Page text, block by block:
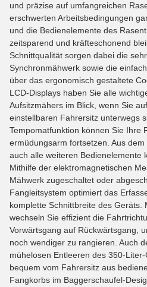
und präzise auf umfangreichen
erschwerten Arbeitsbedingungen
und die Bedienelemente des
zeitsparend und kräfteschonend
Schnittqualität sorgen dabei die
Synchronmähwerk sowie die
über das ergonomisch gestaltete
LCD-Displays haben Sie alle
Aufsitzmähers im Blick, wenn Sie
einstellbaren Fahrersitz unterwegs
Tempomatfunktion können Sie Ihre
ermüdungsarm fortsetzen. Aus
auch alle weiteren Bedienelemente
Mithilfe der elektromagnetischen
Mähwerk zugeschaltet oder
Fangleitsystem optimiert das
komplette Schnittbreite des
wechseln Sie effizient die
Vorwärtsgang auf Rückwärtsgang,
noch wendiger zu rangieren. Auch
mühelosen Entleeren des 350-
bequem vom Fahrersitz aus
Fangkorbs im Baggerschaufel-